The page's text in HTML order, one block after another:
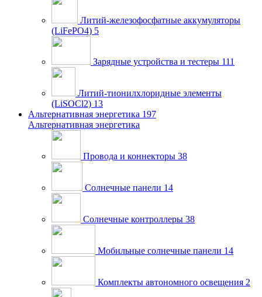
Литий-железофосфатные аккумуляторы
(LiFePO4) 5
Зарядные устройства и тестеры 111
Литий-тионилхлоридные элементы
(LiSOCl2) 13
Альтернативная энергетика 197
Альтернативная энергетика
Провода и коннекторы 38
Солнечные панели 14
Солнечные контроллеры 38
Мобильные солнечные панели 14
Комплекты автономного освещения 2